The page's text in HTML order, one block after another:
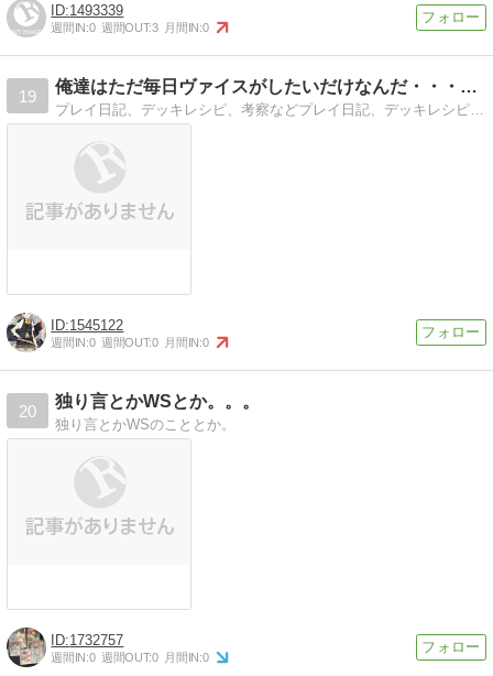
1493339
週間IN:0 週間OUT:3 月間IN:0
19
俺達はただ毎日ヴァイスがしたいだけなんだ・・・（仮）
プレイ日記、デッキレシピ、考察などプレイ日記、デッキレシピ、考察など独自の理論で展開しております
1545122
週間IN:0 週間OUT:0 月間IN:0
20
独り言とかWSとか。。。
独り言とかWSのこととか。
1732757
週間IN:0 週間OUT:0 月間IN:0